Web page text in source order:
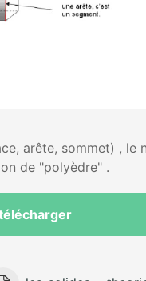
arête, sommet) , le
de "polyèdre" .